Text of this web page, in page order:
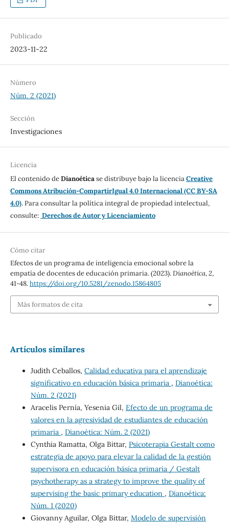
Publicado
2023-11-22
Número
Núm. 2 (2021)
Sección
Investigaciones
Licencia
El contenido deDianoéticase distribuye bajo la licenciaCreative
Commons Atribución-CompartirIgual 4.0 Internacional (CC BY-SA
4.0). Para consultar la política integral de propiedad intelectual,
consulte: Derechos de Autor y Licenciamiento
Cómo citar
Efectos de un programa de inteligencia emocional sobre la
empatía de docentes de educación primaria. (2023).Dianoética,2,
41-48.https://doi.org/10.5281/zenodo.15864805
Más formatos de cita
Artículos similares
Judith Ceballos, Calidad educativa para el aprendizaje
significativo en educación básica primaria , Dianoética:
Núm. 2 (2021)
Aracelis Pernía, Yesenia Gil, Efecto de un programa de
valores en la agresividad de estudiantes de educación
primaria , Dianoética: Núm. 2 (2021)
Cynthia Ramatta, Olga Bittar, Psicoterapia Gestalt como
estrategia de apoyo para elevar la calidad de la gestión
supervisora en educación básica primaria / Gestalt
psychotherapy as a strategy to improve the quality of
supervising the basic primary education , Dianoética:
Núm. 1 (2020)
Giovanny Aguilar, Olga Bittar, Modelo de supervisión